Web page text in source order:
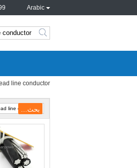
Arabic
search
line conductor